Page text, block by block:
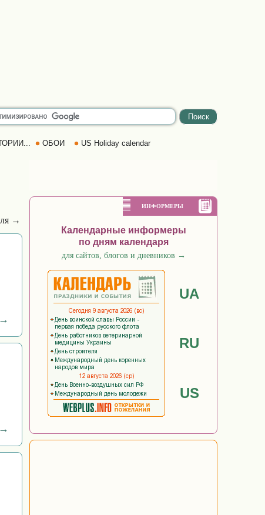
ОБОИ US Holiday calendar
→
ИНФОРМЕРЫ
Календарные информеры
по дням календаря
для сайтов, блогов и дневников →
UA
RU
US